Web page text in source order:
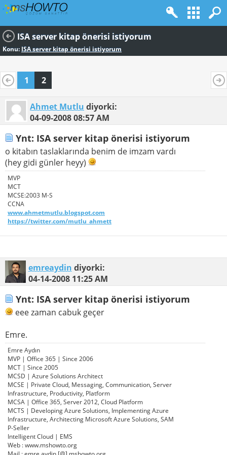
ISA server kitap önerisi istiyorum
Konu: ISA server kitap önerisi istiyorum
1 2
Ahmet Mutlu diyorki:
04-09-200808:57 AM
Ynt: ISA server kitap önerisi istiyorum
o kitabın taslaklarında benim de imzam vardı
(hey gidi günler heyy)
MVP
MCT
MCSE:2003 M-S
CCNA
www.ahmetmutlu.blogspot.com
https://twitter.com/mutlu_ahmett
emreaydin diyorki:
04-14-2008 11:25 AM
Ynt: ISA server kitap önerisi istiyorum
eee zaman cabuk geçer
Emre.
Emre Aydın
MVP | Office 365 | Since 2006
MCT | Since 2005
MCSD | Azure Solutions Architect
MCSE | Private Cloud, Messaging, Communication, Server
Infrastructure, Productivity, Platform
MCSA | Office 365, Server 2012, Cloud Platform
MCTS | Developing Azure Solutions, Implementing Azure
Infrastructure, Architecting Microsoft Azure Solutions, SAM
P-Seller
Intelligent Cloud | EMS
Web : www.mshowto.org